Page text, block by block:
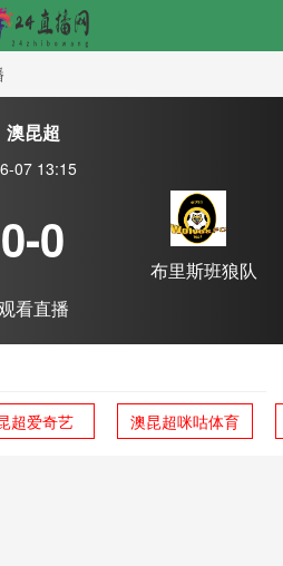
澳昆超
07 13:15
0-0
布里斯班狼队
看直播
超爱奇艺 澳昆超咪咕体育